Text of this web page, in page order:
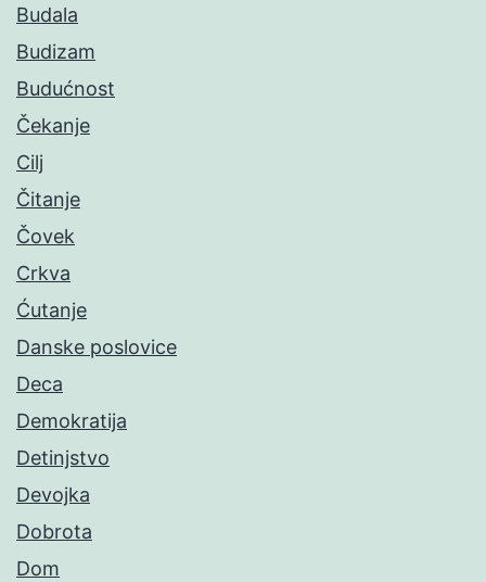
Budala
Budizam
Budućnost
Čekanje
Cilj
Čitanje
Čovek
Crkva
Ćutanje
Danske poslovice
Deca
Demokratija
Detinjstvo
Devojka
Dobrota
Dom